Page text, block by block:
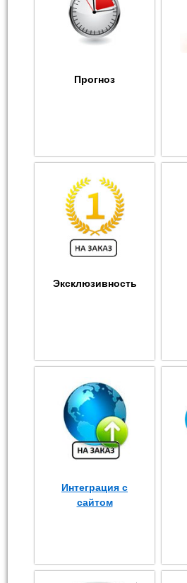
Прогноз
Эксклюзивность
Интеграция с
сайтом